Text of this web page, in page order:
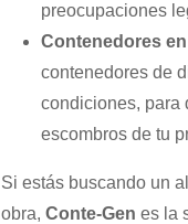
preocupaciones
Contenedores
contenedores de
condiciones, para
escombros de tu
Si estás buscando un
obra, Conte-Gen es la